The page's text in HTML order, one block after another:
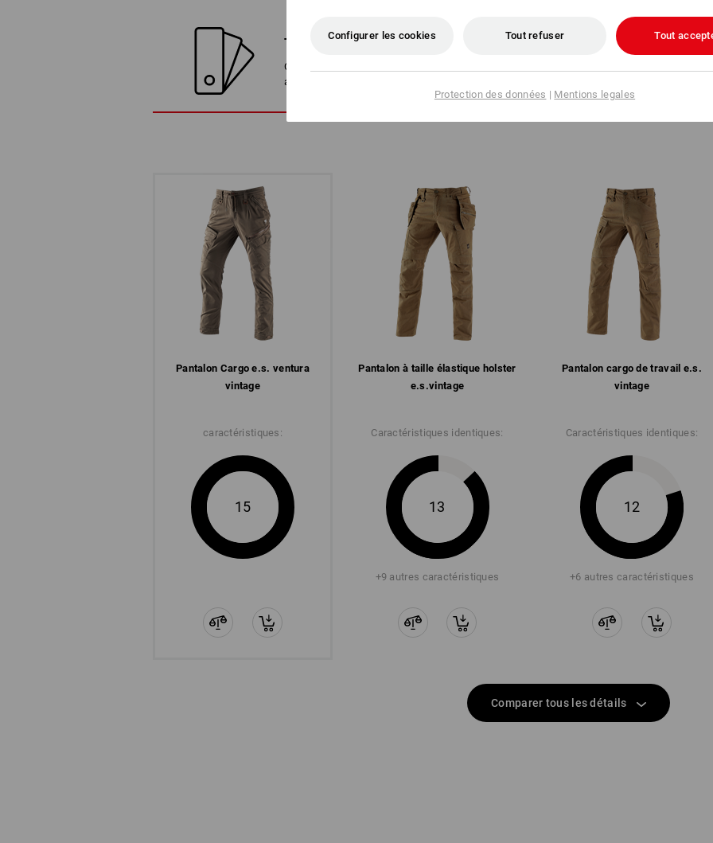
TROUVER DES ALTERNATIVES
Comparez l'article actuel avec les meilleures
alternatives
Le
Pantalon Cargo e.s. ventura
vintage
caractéristiques:
15
Pantalon à taille élastique holster
e.s.​vintage
Pantalon cargo de travail e.s.​
vintage
Caractéristiques identiques:
13
+9 autres caractéristiques
Caractéristiques identiques:
12
+6 autres caractéristiques
Comparer tous les détails
Configurer les cookies Tout refuser Tout
Protection des données | Mentions legales